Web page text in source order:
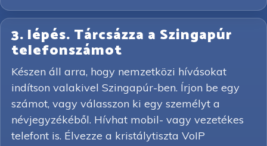
3. lépés. Tárcsázza a Szingapúr
telefonszámot
Készen áll arra, hogy nemzetközi hívásokat
indítson valakivel Szingapúr-ben. Írjon be egy
számot, vagy válasszon ki egy személyt a
névjegyzékéből. Hívhat mobil- vagy vezetékes
telefont is. Élvezze a kristálytiszta VoIP